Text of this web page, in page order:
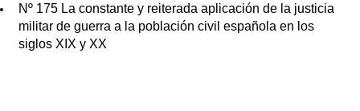
Nº 175 La constante y reiterada aplicación de la justicia
militar de guerra a la población civil española en los
siglos XIX y XX